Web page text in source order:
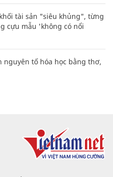
tài sản "siêu khủng", từng
cựu mẫu 'không có nổi
nguyên tố hóa học bằng thơ,